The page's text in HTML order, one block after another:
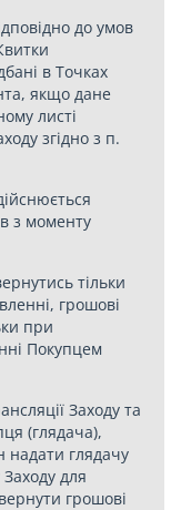
до умов
в Точках
якщо дане
листі
згідно з п.
з моменту
тільки
грошові
при
Покупцем
Заходу та
(глядача),
надати глядачу
для
грошові